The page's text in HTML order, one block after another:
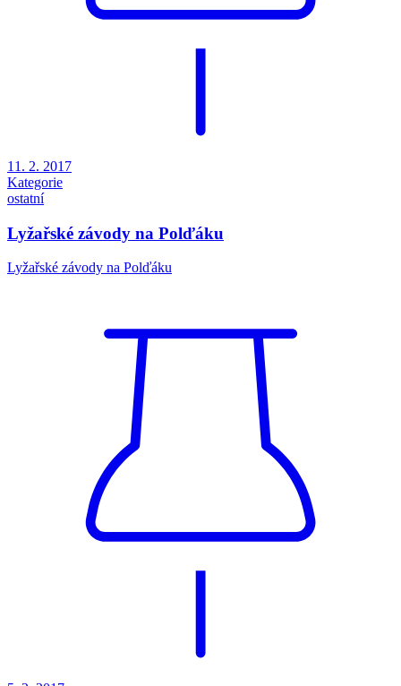
11. 2. 2017
Kategorie
ostatní
Lyžařské závody na Polďáku
Lyžařské závody na Polďáku